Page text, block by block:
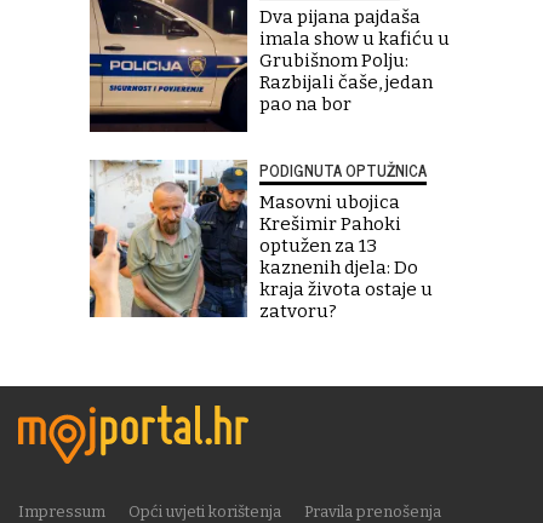
Dva pijana pajdaša
imala show u kafiću u
Grubišnom Polju:
Razbijali čaše, jedan
pao na bor
PODIGNUTA OPTUŽNICA
Masovni ubojica
Krešimir Pahoki
optužen za 13
kaznenih djela: Do
kraja života ostaje u
zatvoru?
Impressum Opći uvjeti korištenja
Pravila prenošenja